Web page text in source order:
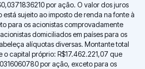
por ação. O valor dos juros
sujeito ao imposto de renda na fonte à
para os acionistas comprovadamente
domiciliados em países para os
alíquotas diversas. Montante total
o capital próprio: R$17.462.221,07 que
por ação, exceto para os